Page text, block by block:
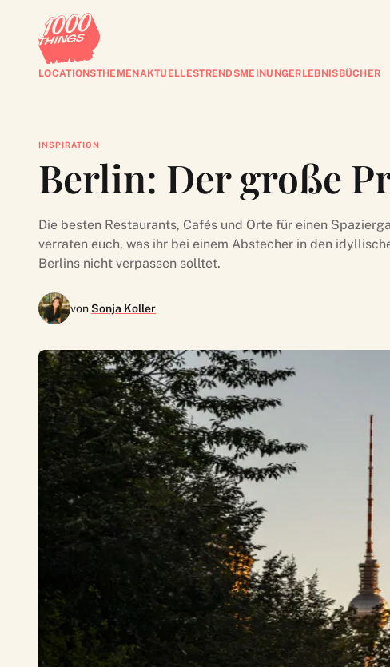
LOCATIONSTHEMENAKTUELLESTRENDSMEINUNGERLEBNISBÜCHER
INSPIRATION
Berlin: Der große
Die besten Restaurants, Cafés und Orte für einen
verraten euch, was ihr bei einem Abstecher in den
Berlins nicht verpassen solltet.
vonSonja Koller